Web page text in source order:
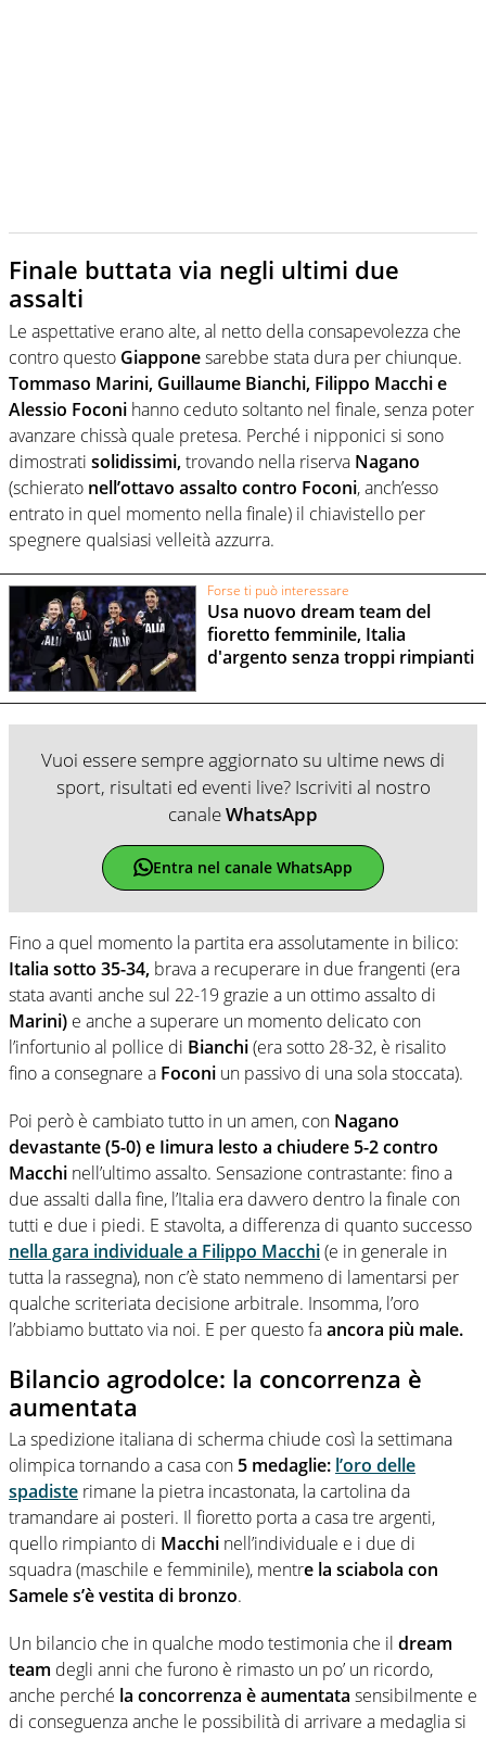
Finale buttata via negli ultimi due
assalti
Le aspettative erano alte, al netto della consapevolezza che
contro questo Giapponesarebbe stata dura per chiunque.
Tommaso Marini, Guillaume Bianchi, Filippo Macchi e
Alessio Foconi hanno ceduto soltanto nel finale, senza poter
avanzare chissà quale pretesa. Perché i nipponici si sono
dimostrati solidissimi,trovando nella riserva Nagano
(schierato nell’ottavo assalto contro Foconi, anch’esso
entrato in quel momento nella finale) il chiavistello per
spegnere qualsiasi velleità azzurra.
Forse ti può interessare
Usa nuovo dream team del
fioretto femminile, Italia
d'argento senza troppi rimpianti
Vuoi essere sempre aggiornato su ultime news di
sport, risultati ed eventi live? Iscriviti al nostro
canaleWhatsApp
Entra nel canale WhatsApp
Fino a quel momento la partita era assolutamente in bilico:
Italia sotto 35-34, brava a recuperare in due frangenti (era
stata avanti anche sul 22-19 grazie a un ottimo assalto di
Marini) e anche a superare un momento delicato con
l’infortunio al pollice di Bianchi(era sotto 28-32, è risalito
fino a consegnare a Foconi un passivo di una sola stoccata).
Poi però è cambiato tutto in un amen, con Nagano
devastante (5-0) e Iimura lesto a chiudere 5-2 contro
Macchi nell’ultimo assalto. Sensazione contrastante: fino a
due assalti dalla fine, l’Italia era davvero dentro la finale con
tutti e due i piedi. E stavolta, a differenza di quanto successo
nella gara individuale a Filippo Macchi(e in generale in
tutta la rassegna), non c’è stato nemmeno di lamentarsi per
qualche scriteriata decisione arbitrale. Insomma, l’oro
l’abbiamo buttato via noi. E per questo faancora più male.
Bilancio agrodolce: la concorrenza è
aumentata
La spedizione italiana di scherma chiude così la settimana
olimpica tornando a casa con 5 medaglie: l’oro delle
spadiste rimane la pietra incastonata, la cartolina da
tramandare ai posteri. Il fioretto porta a casa tre argenti,
quello rimpianto di Macchi nell’individuale e i due di
squadra (maschile e femminile), mentre la sciabola con
Samele s’è vestita di bronzo.
Un bilancio che in qualche modo testimonia che il dream
team degli anni che furono è rimasto un po’ un ricordo,
anche perché la concorrenza è aumentata sensibilmente e
di conseguenza anche le possibilità di arrivare a medaglia si